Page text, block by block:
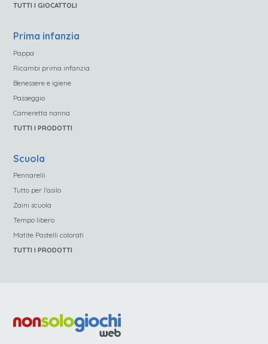
TUTTI I GIOCATTOLI
Prima infanzia
Pappa
Ricambi prima infanzia
Benessere e igiene
Passeggio
Cameretta nanna
TUTTI I PRODOTTI
Scuola
Pennarelli
Tutto per l’asilo
Zaini scuola
Tempo libero
Matite Pastelli colorati
TUTTI I PRODOTTI